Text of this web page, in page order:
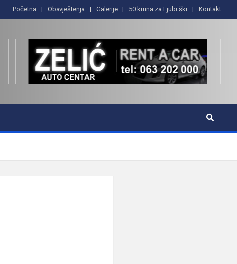
Početna Obavještenja Galerije 50 kruna za Ljubuški Kontakt